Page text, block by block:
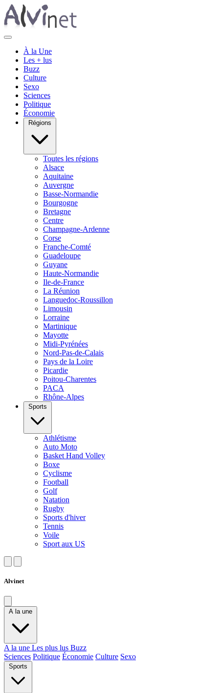
À la Une
Les + lus
Buzz
Culture
Sexo
Sciences
Politique
Économie
Régions
Toutes les régions
Alsace
Aquitaine
Auvergne
Basse-Normandie
Bourgogne
Bretagne
Centre
Champagne-Ardenne
Corse
Franche-Comté
Guadeloupe
Guyane
Haute-Normandie
Ile-de-France
La Réunion
Languedoc-Roussillon
Limousin
Lorraine
Martinique
Mayotte
Midi-Pyrénées
Nord-Pas-de-Calais
Pays de la Loire
Picardie
Poitou-Charentes
PACA
Rhône-Alpes
Sports
Athlétisme
Auto Moto
Basket Hand Volley
Boxe
Cyclisme
Football
Golf
Natation
Rugby
Sports d'hiver
Tennis
Voile
Sport aux US
Alvinet
A la une
A la une Les plus lus Buzz
Sciences Politique Économie Culture Sexo
Sports